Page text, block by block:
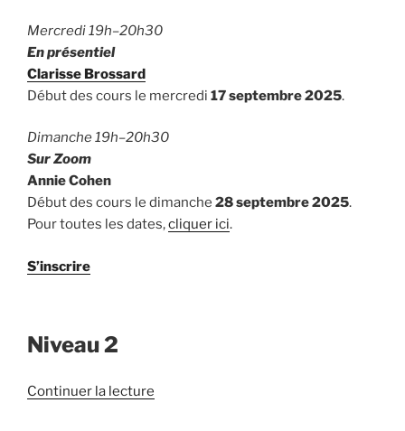
Mercredi 19h–20h30
En présentiel
Clarisse Brossard
Début des cours le mercredi 17 septembre 2025.
Dimanche 19h–20h30
Sur Zoom
Annie Cohen
Début des cours le dimanche 28 septembre 2025.
Pour toutes les dates,cliquer ici.
S’inscrire
Niveau 2
Continuer la lecture